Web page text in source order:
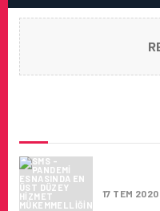
17 TEM 2020